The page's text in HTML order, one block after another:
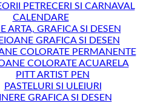
PETRECERI SI CARNAVAL
CALENDARE
ARTA, GRAFICA SI DESEN
GRAFICA SI DESEN
COLORATE PERMANENTE
COLORATE ACUARELA
PITT ARTIST PEN
PASTELURI SI ULEIURI
GRAFICA SI DESEN